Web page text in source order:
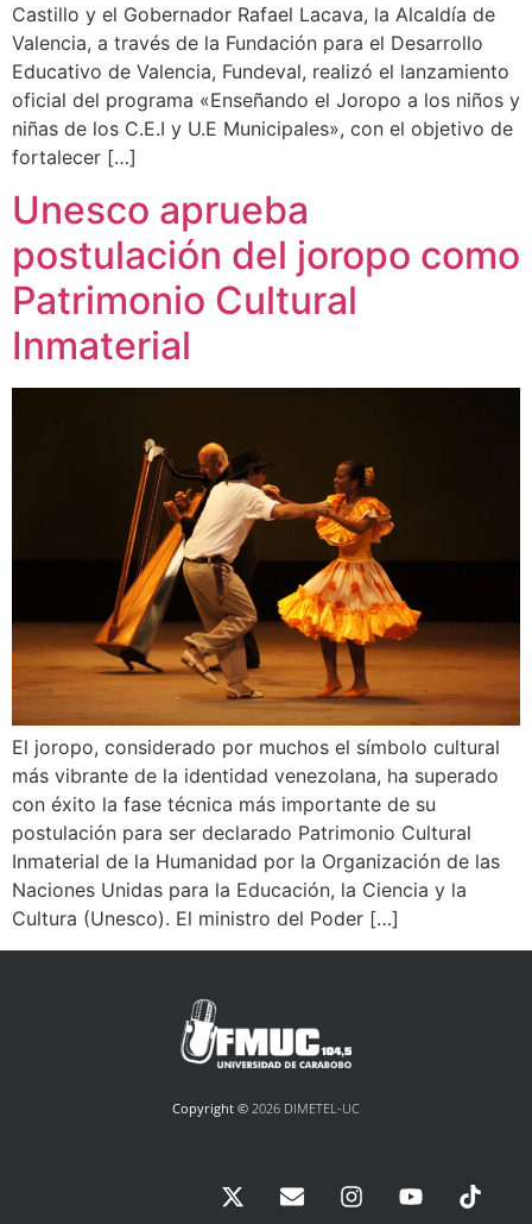
Castillo y el Gobernador Rafael Lacava, la Alcaldía de
Valencia, a través de la Fundación para el Desarrollo
Educativo de Valencia, Fundeval, realizó el lanzamiento
oficial del programa «Enseñando el Joropo a los niños y
niñas de los C.E.I y U.E Municipales», con el objetivo de
fortalecer […]
Unesco aprueba
postulación del joropo como
Patrimonio Cultural
Inmaterial
El joropo, considerado por muchos el símbolo cultural
más vibrante de la identidad venezolana, ha superado
con éxito la fase técnica más importante de su
postulación para ser declarado Patrimonio Cultural
Inmaterial de la Humanidad por la Organización de las
Naciones Unidas para la Educación, la Ciencia y la
Cultura (Unesco). El ministro del Poder […]
Copyright © 2026 DIMETEL-UC